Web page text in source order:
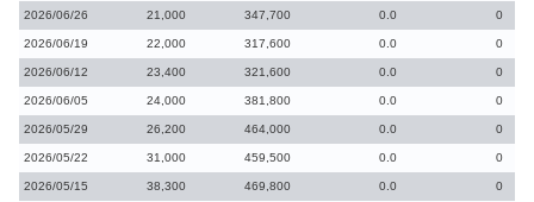
2026/06/26 21,000 347,700 0.0 0
2026/06/19 22,000 317,600 0.0 0
2026/06/12 23,400 321,600 0.0 0
2026/06/05 24,000 381,800 0.0 0
2026/05/29 26,200 464,000 0.0 0
2026/05/22 31,000 459,500 0.0 0
2026/05/15 38,300 469,800 0.0 0